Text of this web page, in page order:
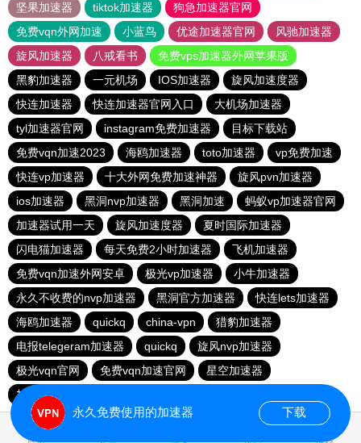
坚果加速器
tiktok加速器
狗急加速器官网
免费vqn外网加速
小蓝鸟 优途加速器官网
风驰加速器
旋风加速器
八戒看书
免费vps加速器外网苹果版
黑豹加速器
一元机场 IOS加速器
旋风加速度器
快连加速器
快连加速器官网入口
大机场加速器
tyl加速器官网
instagram免费加速器
目标下载站
免费vqn加速2023
海鸥加速器 toto加速器
vp免费加速
快连vp加速器
十大外网免费加速神器
旋风pvn加速器
ios加速器
黑洞nvp加速器 黑洞加速
蚂蚁vp加速器官网
加速器试用一天
旋风加速度器
夏时国际加速器
闪电猫加速器
每天免费2小时加速器
飞机加速器
免费vqn加速外网安卓
极光vp加速器
小牛加速器
永久不收费的nvp加速器
黑洞官方加速器
快连lets加速器
海鸥加速器
quickq china-vpn
猎豹加速器
电报telegeram加速器
quickq
旋风nvp加速器
极光vqn官网
免费vqn加速官网
星空加速器
加速器试用两小时
永久免费使用的加速器 下载